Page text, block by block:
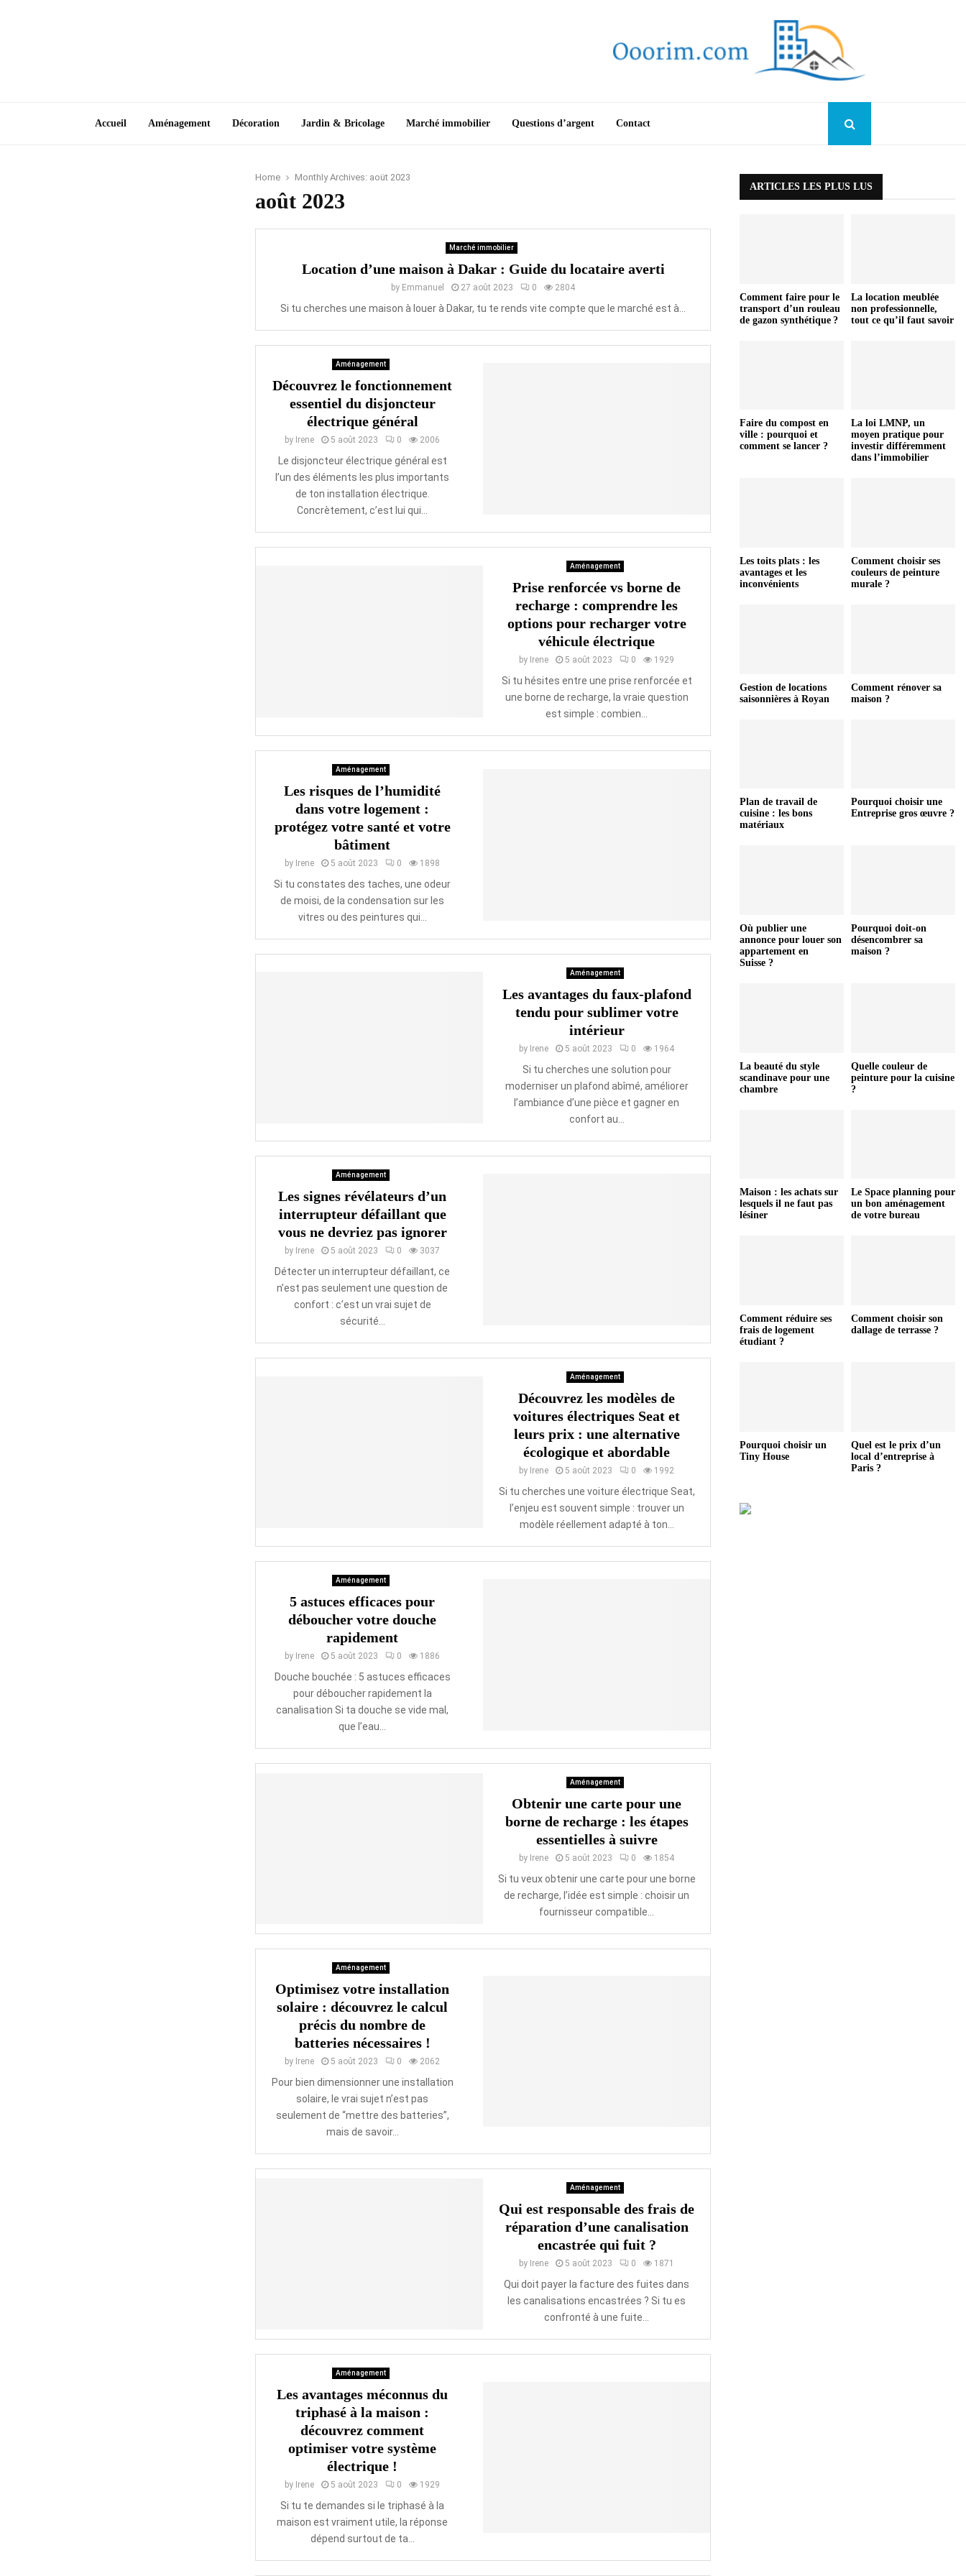
Accueil Aménagement Décoration Jardin & Bricolage Marché immobilier Questions d’argent Contact
Home Monthly Archives: août 2023
août 2023
Marché immobilier
Location d’une maison à Dakar : Guide du locataire averti
by Emmanuel 27 août 2023 0 2804
Si tu cherches une maison à louer à Dakar, tu te rends vite compte que le marché est à...
Aménagement
Découvrez le fonctionnement
essentiel du disjoncteur
électrique général
by Irene 5 août 2023 0 2006
Le disjoncteur électrique général est
l’un des éléments les plus importants
de ton installation électrique.
Concrètement, c’est lui qui...
Aménagement
Prise renforcée vs borne de
recharge : comprendre les
options pour recharger votre
véhicule électrique
by Irene 5 août 2023 0 1929
Si tu hésites entre une prise renforcée et
une borne de recharge, la vraie question
est simple : combien...
Aménagement
Les risques de l’humidité
dans votre logement :
protégez votre santé et votre
bâtiment
by Irene 5 août 2023 0 1898
Si tu constates des taches, une odeur
de moisi, de la condensation sur les
vitres ou des peintures qui...
Aménagement
Les avantages du faux-plafond
tendu pour sublimer votre
intérieur
by Irene 5 août 2023 0 1964
Si tu cherches une solution pour
moderniser un plafond abîmé, améliorer
l’ambiance d’une pièce et gagner en
confort au...
Aménagement
Les signes révélateurs d’un
interrupteur défaillant que
vous ne devriez pas ignorer
by Irene 5 août 2023 0 3037
Détecter un interrupteur défaillant, ce
n’est pas seulement une question de
confort : c’est un vrai sujet de
sécurité...
Aménagement
Découvrez les modèles de
voitures électriques Seat et
leurs prix : une alternative
écologique et abordable
by Irene 5 août 2023 0 1992
Si tu cherches une voiture électrique Seat,
l’enjeu est souvent simple : trouver un
modèle réellement adapté à ton...
Aménagement
5 astuces efficaces pour
déboucher votre douche
rapidement
by Irene 5 août 2023 0 1886
Douche bouchée : 5 astuces efficaces
pour déboucher rapidement la
canalisation Si ta douche se vide mal,
que l’eau...
Aménagement
Obtenir une carte pour une
borne de recharge : les étapes
essentielles à suivre
by Irene 5 août 2023 0 1854
Si tu veux obtenir une carte pour une borne
de recharge, l’idée est simple : choisir un
fournisseur compatible...
Aménagement
Optimisez votre installation
solaire : découvrez le calcul
précis du nombre de
batteries nécessaires !
by Irene 5 août 2023 0 2062
Pour bien dimensionner une installation
solaire, le vrai sujet n’est pas
seulement de “mettre des batteries”,
mais de savoir...
Aménagement
Qui est responsable des frais de
réparation d’une canalisation
encastrée qui fuit ?
by Irene 5 août 2023 0 1871
Qui doit payer la facture des fuites dans
les canalisations encastrées ? Si tu es
confronté à une fuite...
Aménagement
Les avantages méconnus du
triphasé à la maison :
découvrez comment
optimiser votre système
électrique !
by Irene 5 août 2023 0 1929
Si tu te demandes si le triphasé à la
maison est vraiment utile, la réponse
dépend surtout de ta...
ARTICLES LES PLUS LUS
Comment faire pour le
transport d’un rouleau
de gazon synthétique ?
La location meublée
non professionnelle,
tout ce qu’il faut savoir
Faire du compost en
ville : pourquoi et
comment se lancer ?
La loi LMNP, un
moyen pratique pour
investir différemment
dans l’immobilier
Les toits plats : les
avantages et les
inconvénients
Comment choisir ses
couleurs de peinture
murale ?
Gestion de locations
saisonnières à Royan
Comment rénover sa
maison ?
Plan de travail de
cuisine : les bons
matériaux
Pourquoi choisir une
Entreprise gros œuvre ?
Où publier une
annonce pour louer son
appartement en
Suisse ?
Pourquoi doit-on
désencombrer sa
maison ?
La beauté du style
scandinave pour une
chambre
Quelle couleur de
peinture pour la cuisine
?
Maison : les achats sur
lesquels il ne faut pas
lésiner
Le Space planning pour
un bon aménagement
de votre bureau
Comment réduire ses
frais de logement
étudiant ?
Comment choisir son
dallage de terrasse ?
Pourquoi choisir un
Tiny House
Quel est le prix d’un
local d’entreprise à
Paris ?